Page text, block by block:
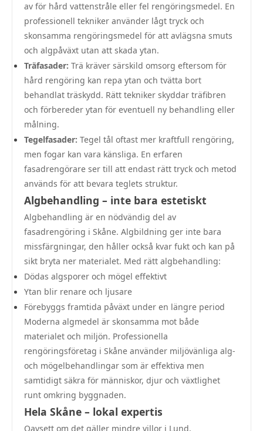
av för hård vattenstråle eller fel rengöringsmedel. En
professionell tekniker använder lågt tryck och
skonsamma rengöringsmedel för att avlägsna smuts
och algpåväxt utan att skada ytan.
Träfasader: Trä kräver särskild omsorg eftersom för
hård rengöring kan repa ytan och tvätta bort
behandlat träskydd. Rätt tekniker skyddar träfibren
och förbereder ytan för eventuell ny behandling eller
målning.
Tegelfasader: Tegel tål oftast mer kraftfull rengöring,
men fogar kan vara känsliga. En erfaren
fasadrengörare ser till att endast rätt tryck och metod
används för att bevara teglets struktur.
Algbehandling – inte bara estetiskt
Algbehandling är en nödvändig del av
fasadrengöring i Skåne. Algbildning ger inte bara
missfärgningar, den håller också kvar fukt och kan på
sikt bryta ner materialet. Med rätt algbehandling:
Dödas algsporer och mögel effektivt
Ytan blir renare och ljusare
Förebyggs framtida påväxt under en längre period
Moderna algmedel är skonsamma mot både
materialet och miljön. Professionella
rengöringsföretag i Skåne använder miljövänliga alg-
och mögelbehandlingar som är effektiva men
samtidigt säkra för människor, djur och växtlighet
runt omkring byggnaden.
Hela Skåne – lokal expertis
Oavsett om det gäller mindre villor i Lund,